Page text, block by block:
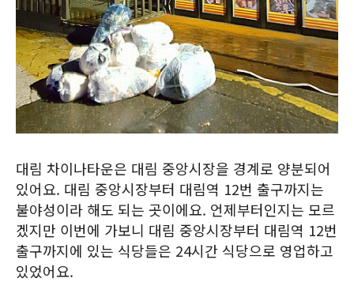
대림 차이나타운은 대림 중앙시장을 경계로 양분되어
있어요. 대림 중앙시장부터 대림역 12번 출구까지는
불야성이라 해도 되는 곳이에요. 언제부터인지는 모르
겠지만 이번에 가보니 대림 중앙시장부터 대림역 12번
출구까지에 있는 식당들은 24시간 식당으로 영업하고
있었어요.